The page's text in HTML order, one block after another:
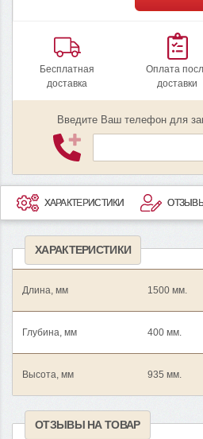
Бесплатная
доставка
Оплата
доставки
Введите Ваш телефон для
ХАРАКТЕРИСТИКИ
ХАРАКТЕРИСТИКИ
Длина, мм 1500 мм.
Глубина, мм 400 мм.
Высота, мм 935 мм.
ОТЗЫВЫ НА ТОВАР